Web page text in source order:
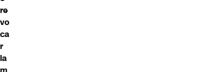
re
vo
ca
r
la